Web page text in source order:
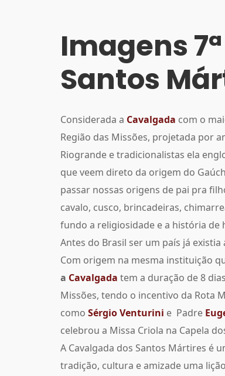
Imagens
Santos
Considerada a Cavalgada com o
Região das Missões, projetada por
Riogrande e tradicionalistas ela
que veem direto da origem do
passar nossas origens de pai pra
cavalo, cusco, brincadeiras,
fundo a religiosidade e a história de
Antes do Brasil ser um país já
Com origem na mesma instituição
a Cavalgada tem a duração de 8
Missões, tendo o incentivo da Rota
como Sérgio Venturini e Padre
celebrou a Missa Criola na Capela
A Cavalgada dos Santos Mártires é
tradição, cultura e amizade uma